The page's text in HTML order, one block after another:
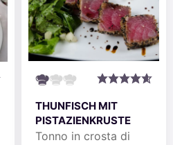
THUNFISCH MIT
PISTAZIENKRUSTE
Tonno in crosta di